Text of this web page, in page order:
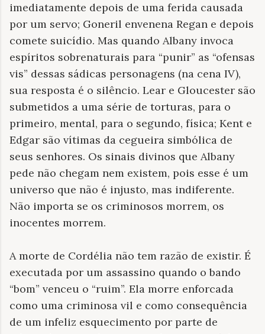
imediatamente depois de uma ferida causada
por um servo; Goneril envenena Regan e depois
comete suicídio. Mas quando Albany invoca
espíritos sobrenaturais para “punir” as “ofensas
vis” dessas sádicas personagens (na cena IV),
sua resposta é o silêncio. Lear e Gloucester são
submetidos a uma série de torturas, para o
primeiro, mental, para o segundo, física; Kent e
Edgar são vítimas da cegueira simbólica de
seus senhores. Os sinais divinos que Albany
pede não chegam nem existem, pois esse é um
universo que não é injusto, mas indiferente.
Não importa se os criminosos morrem, os
inocentes morrem.
A morte de Cordélia não tem razão de existir. É
executada por um assassino quando o bando
“bom” venceu o “ruim”. Ela morre enforcada
como uma criminosa vil e como consequência
de um infeliz esquecimento por parte de